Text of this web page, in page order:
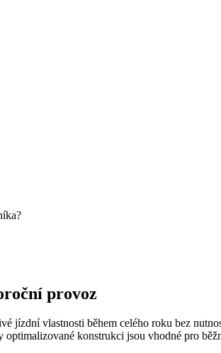
provoz
jízdní vlastnosti během celého roku bez
konstrukci jsou vhodné pro